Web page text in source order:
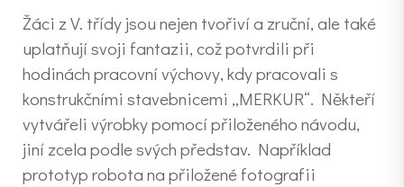
Žáci z V. třídy jsou nejen tvořiví a zruční, ale také
uplatňují svoji fantazii, což potvrdili při
hodinách pracovní výchovy, kdy pracovali s
konstrukčními stavebnicemi „MERKUR“. Někteří
vytvářeli výrobky pomocí přiloženého návodu,
jiní zcela podle svých představ. Například
prototyp robota na přiložené fotografii